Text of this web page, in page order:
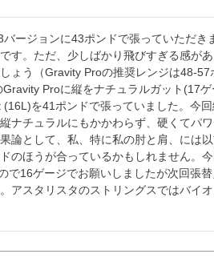
ージョンに43ポンドで張っていただき
す。ただ、少しばかり飛びすぎる感が
ょう（Gravity Proの推奨レンジは48-57
Proに縦をナチュラルガット(17
を41ポンドで張っていました。今回
ナチュラルにもかかわらず、硬くてパ
論として、私、特に私の肘と肩、には
のほうが合っているかもしれません。
で16ゲージでお願いしましたが次回張
アスタリスタのストリングスではバイ